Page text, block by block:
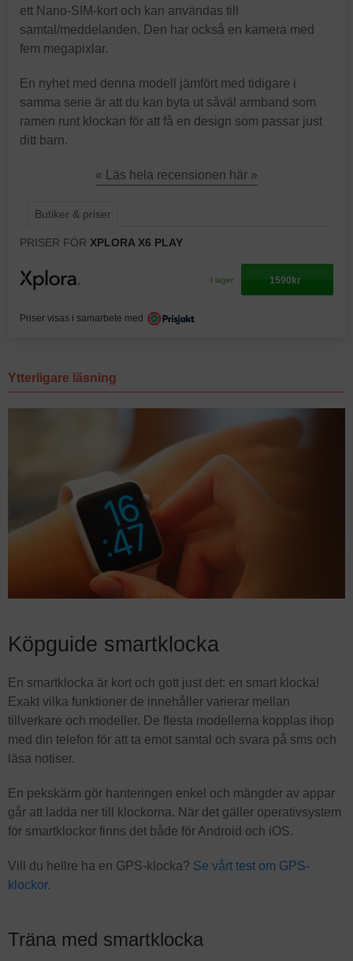
ett Nano-SIM-kort och kan användas till
samtal/meddelanden. Den har också en kamera med
fem megapixlar.
En nyhet med denna modell jämfört med tidigare i
samma serie är att du kan byta ut såväl armband som
ramen runt klockan för att få en design som passar just
ditt barn.
« Läs hela recensionen här »
Butiker & priser
PRISER FÖR XPLORA X6 PLAY
I lager 1590kr
Priser visas i samarbete med
Ytterligare läsning
Köpguide smartklocka
En smartklocka är kort och gott just det: en smart klocka!
Exakt vilka funktioner de innehåller varierar mellan
tillverkare och modeller. De flesta modellerna kopplas ihop
med din telefon för att ta emot samtal och svara på sms och
läsa notiser.
En pekskärm gör hanteringen enkel och mängder av appar
går att ladda ner till klockorna. När det gäller operativsystem
för smartklockor finns det både för Android och iOS.
Vill du hellre ha en GPS-klocka? Se vårt test om GPS-
klockor.
Träna med smartklocka